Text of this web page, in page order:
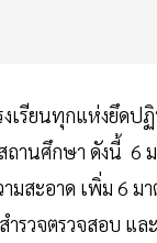
เรียนทุกแห่งยึดป
ถานศึกษา ดังนี้ 6
มสะอาด เพิ่ม 6
รวจตรวจสอบ แล